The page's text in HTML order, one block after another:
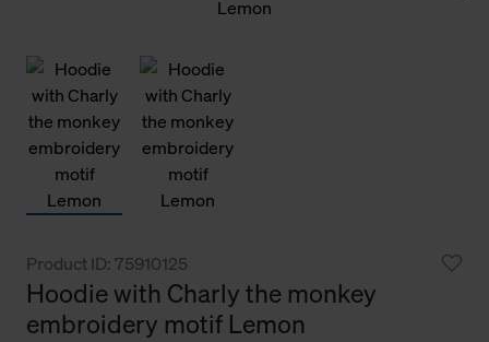
Product ID: 75910125
Hoodie with Charly the monkey
embroidery motif Lemon